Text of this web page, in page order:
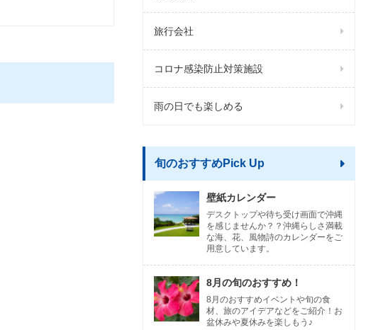
旅行会社
コロナ感染防止対策施設
雨の日でも楽しめる
旬のおすすめPick Up
壁紙カレンダー
デスクトップや待ち受け画面で沖縄
を感じませんか？？沖縄らしさ満載
な海、花、風物詩のカレンダーをご
用意しています。
8月の旬のおすすめ！
8月のおすすめイベントや旬の食
材、旅のアイデアなどをご紹介！お
盆休みや夏休みを楽しもう♪